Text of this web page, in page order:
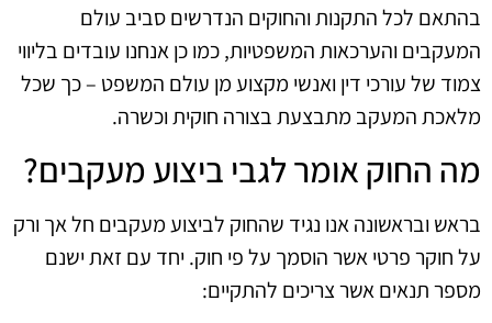
בהתאם לכל התקנות והחוקים הנדרשים סביב עולם
המעקבים והערכאות המשפטיות, כמו כן אנחנו עובדים בליווי
צמוד של עורכי דין ואנשי מקצוע מן עולם המשפט – כך שכל
מלאכת המעקב מתבצעת בצורה חוקית וכשרה.
מה החוק אומר לגבי ביצוע מעקבים?
בראש ובראשונה אנו נגיד שהחוק לביצוע מעקבים חל אך ורק
על חוקר פרטי אשר הוסמך על פי חוק. יחד עם זאת ישנם
מספר תנאים אשר צריכים להתקיים: